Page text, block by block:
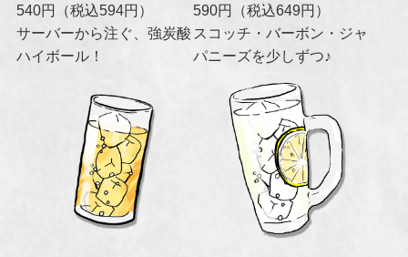
540円（税込594円）
サーバーから注ぐ、強炭酸
ハイボール！
590円（税込649円）
スコッチ・バーボン・ジャ
パニーズを少しずつ♪